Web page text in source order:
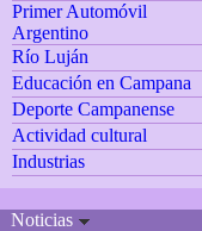
Primer Automóvil
Argentino
Río Luján
Educación en Campana
Deporte Campanense
Actividad cultural
Industrias
Noticias